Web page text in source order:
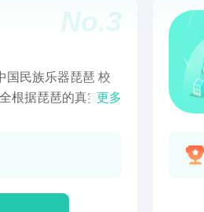
No.3
国民族乐器琵琶 校
根据琵琶的真实音
十二平均律校音、
音模式；其中，琵
更多